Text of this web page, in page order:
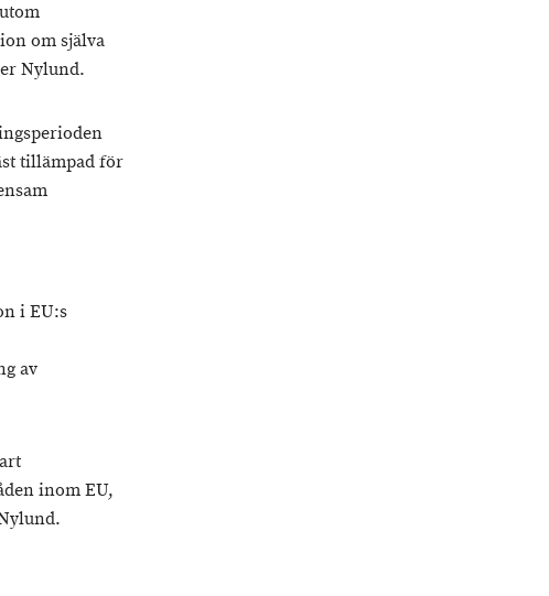
om själva
Nylund.
tillämpad för
i EU:s
av
inom EU,